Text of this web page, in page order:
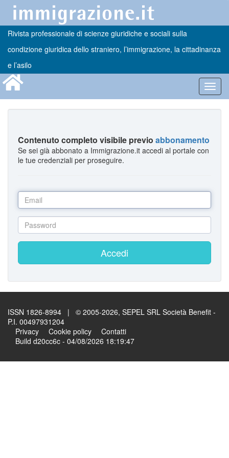
Rivista professionale di scienze giuridiche e sociali sulla
condizione giuridica dello straniero, l’immigrazione, la cittadinanza
e l’asilo
Contenuto completo visibile previo abbonamento
Se sei già abbonato a Immigrazione.it accedi al portale con
le tue credenziali per proseguire.
Accedi
ISSN 1826-8994 | © 2005-2026, SEPEL SRL Società Benefit -
P.I. 00497931204
Privacy
Cookie policy
Contatti
Build d20cc6c - 04/08/2026 18:19:47